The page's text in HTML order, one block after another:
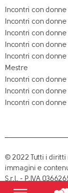
Incontri con
Incontri con donne
Incontri con donne
Incontri con donne
Incontri con donne
Mestre
Incontri con donne
Incontri con donne
Incontri con
© 2022 Tutti i diritti
immagini e
S.r.l. - P.IVA